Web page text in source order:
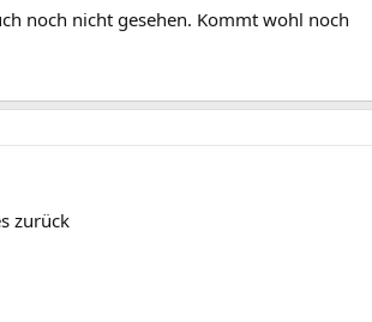
noch nicht gesehen. Kommt wohl noch
zurück